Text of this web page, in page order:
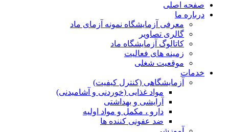
صفحه اصلی
درباره ما
معرفی آزمایشگاه نمونه آزمای ماد
گالری تصاویر
کاتالوگ آزمایشگاه ماد
زمینه های فعالیت
موقعیت شغلی
خدمات
آزمایشگاهی (کنترل کیفیت)
مواد غذایی (خوردنی و آشامیدنی)
آرایشی و بهداشتی
دارو ، مکمل و مواد اولیه
ضد عفونی کننده ها